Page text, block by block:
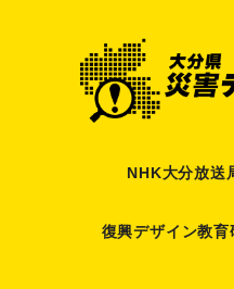
NHK大分放送
復興デザイン教